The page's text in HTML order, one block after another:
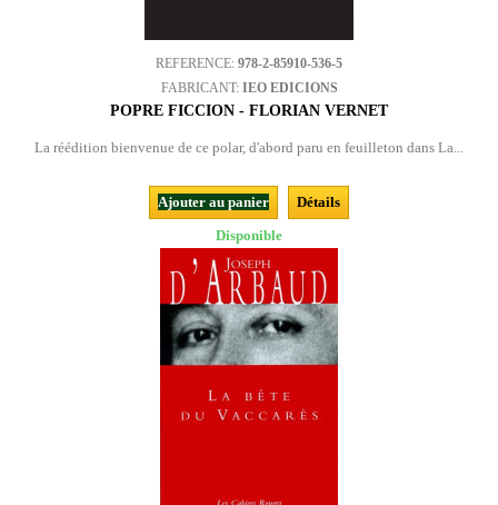
REFERENCE: 978-2-85910-536-5
FABRICANT: IEO EDICIONS
POPRE FICCION - FLORIAN VERNET
La réédition bienvenue de ce polar, d'abord paru en feuilleton dans La...
Ajouter au panier
Détails
Disponible